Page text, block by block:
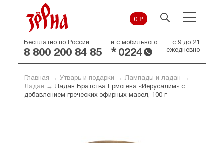
0 ₽
Бесплатно по России:
8 800 200 84 85
и с мобильного:
* 0224
с 9 до 21
ежедневно
Главная → Утварь и подарки → Лампады и ладан →
Ладан → Ладан Братства Ермогена «Иерусалим» с
добавлением греческих эфирных масел, 100 г